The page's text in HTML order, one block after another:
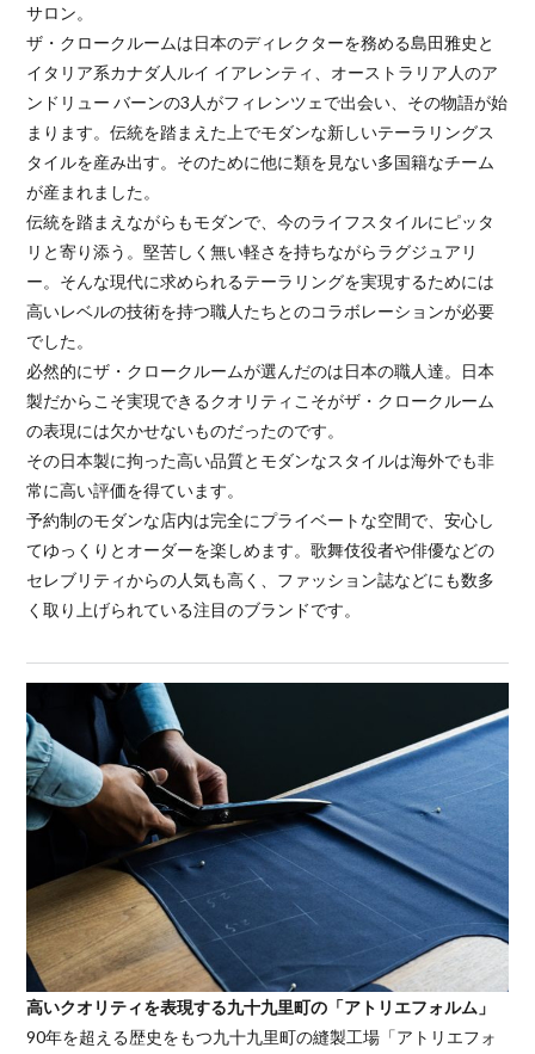
サロン。
ザ・クロークルームは日本のディレクターを務める島田雅史と
イタリア系カナダ人ルイ イアレンティ、オーストラリア人のア
ンドリュー バーンの3人がフィレンツェで出会い、その物語が始
まります。伝統を踏まえた上でモダンな新しいテーラリングス
タイルを産み出す。そのために他に類を見ない多国籍なチーム
が産まれました。
伝統を踏まえながらもモダンで、今のライフスタイルにピッタ
リと寄り添う。堅苦しく無い軽さを持ちながらラグジュアリ
ー。そんな現代に求められるテーラリングを実現するためには
高いレベルの技術を持つ職人たちとのコラボレーションが必要
でした。
必然的にザ・クロークルームが選んだのは日本の職人達。日本
製だからこそ実現できるクオリティこそがザ・クロークルーム
の表現には欠かせないものだったのです。
その日本製に拘った高い品質とモダンなスタイルは海外でも非
常に高い評価を得ています。
予約制のモダンな店内は完全にプライベートな空間で、安心し
てゆっくりとオーダーを楽しめます。歌舞伎役者や俳優などの
セレブリティからの人気も高く、ファッション誌などにも数多
く取り上げられている注目のブランドです。
高いクオリティを表現する九十九里町の「アトリエフォルム」
90年を超える歴史をもつ九十九里町の縫製工場「アトリエフォ